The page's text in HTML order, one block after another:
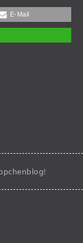
E-Mail